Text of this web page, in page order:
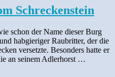
Schreckenstein
schon der Name dieser Burg
habgieriger Raubritter, der die
versetzte. Besonders hatte er
an seinem Adlerhorst …